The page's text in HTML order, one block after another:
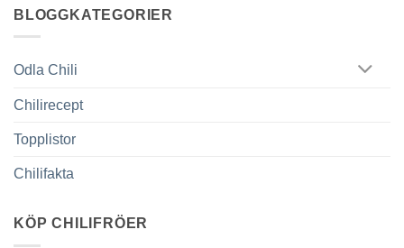
BLOGGKATEGORIER
Odla Chili
Chilirecept
Topplistor
Chilifakta
KÖP CHILIFRÖER